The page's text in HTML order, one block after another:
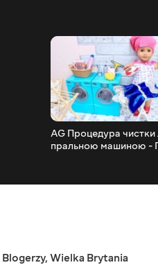
AG Процедура чистки
пральною машиною -
Blogerzy, Wielka Brytania